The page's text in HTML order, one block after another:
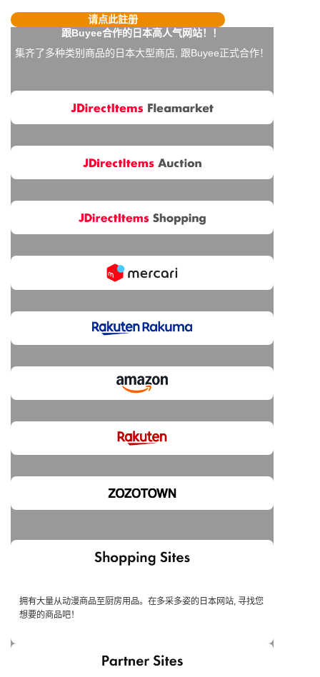
请点此註册
跟Buyee合作的日本高人气网站！！
集齐了多种类别商品的日本大型商店, 跟Buyee正式合作！
拥有大量从动漫商品至厨房用品。在多采多姿的日本网站, 寻找您
想要的商品吧！